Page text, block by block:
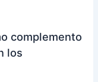
complemento
los